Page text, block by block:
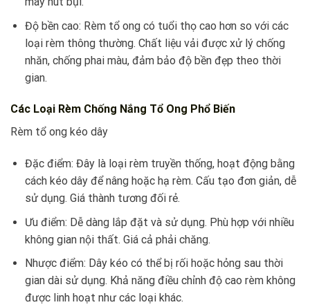
Độ bền cao: Rèm tổ ong có tuổi thọ cao hơn so với các
loại rèm thông thường. Chất liệu vải được xử lý chống
nhăn, chống phai màu, đảm bảo độ bền đẹp theo thời
gian.
Các Loại Rèm Chống Nắng Tổ Ong Phổ Biến
Rèm tổ ong kéo dây
Đặc điểm: Đây là loại rèm truyền thống, hoạt động bằng
cách kéo dây để nâng hoặc hạ rèm. Cấu tạo đơn giản, dễ
sử dụng. Giá thành tương đối rẻ.
Ưu điểm: Dễ dàng lắp đặt và sử dụng. Phù hợp với nhiều
không gian nội thất. Giá cả phải chăng.
Nhược điểm: Dây kéo có thể bị rối hoặc hỏng sau thời
gian dài sử dụng. Khả năng điều chỉnh độ cao rèm không
được linh hoạt như các loại khác.